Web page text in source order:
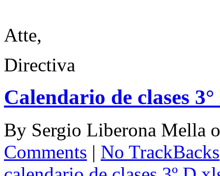
Atte,
Directiva
Calendario de clases
By Sergio Liberona Mella
Comments | No TrackBacks